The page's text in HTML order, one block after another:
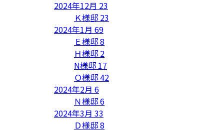
2024年12月 23
Ｋ様邸 23
2024年1月 69
Ｅ様邸8
Ｈ様邸 2
N様邸 17
Ｏ様邸42
2024年2月 6
Ｎ様邸6
2024年3月 33
Ｄ様邸8